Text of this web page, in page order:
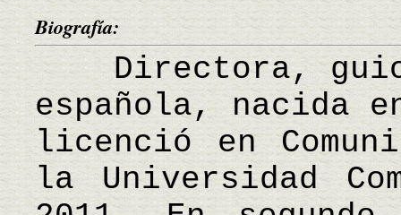
Biografía:
Directora,
española, nacida
licenció en
la Universidad